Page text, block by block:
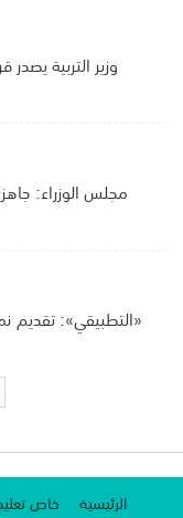
وزير التربية
مجلس الوزراء:
«التطبيقي»: تقديم
الرئيسية خاص